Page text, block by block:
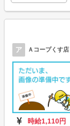
ア Ａコープくす店
時給1,110円